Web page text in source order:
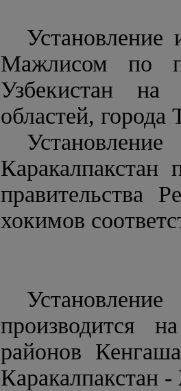
Установление
Мажлисом по
Узбекистан на
областей, города
правительства
хокимов
производится
районов
Каракалпакстан